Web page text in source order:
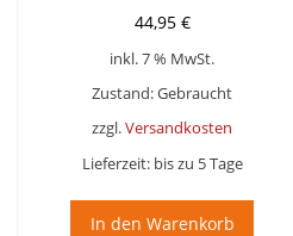
44,95 €
inkl. 7 % MwSt.
Zustand: Gebraucht
zzgl.Versandkosten
Lieferzeit: bis zu 5 Tage
In den Warenkorb